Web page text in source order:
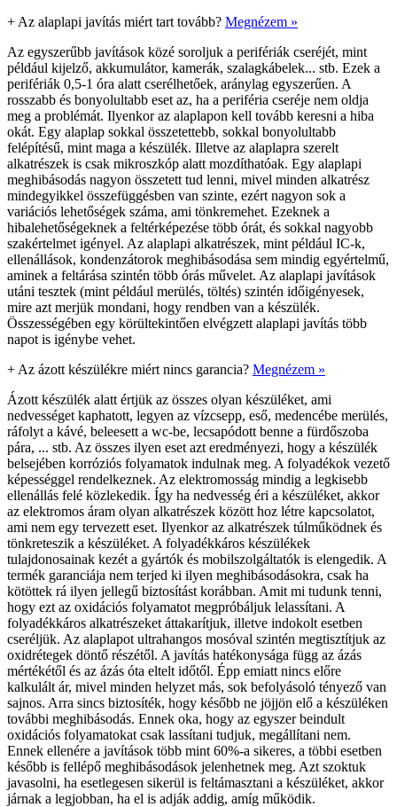
+ Az alaplapi javítás miért tart tovább? Megnézem »
Az egyszerűbb javítások közé soroljuk a perifériák cseréjét, mint
például kijelző, akkumulátor, kamerák, szalagkábelek... stb. Ezek a
perifériák 0,5-1 óra alatt cserélhetőek, aránylag egyszerűen. A
rosszabb és bonyolultabb eset az, ha a periféria cseréje nem oldja
meg a problémát. Ilyenkor az alaplapon kell tovább keresni a hiba
okát. Egy alaplap sokkal összetettebb, sokkal bonyolultabb
felépítésű, mint maga a készülék. Illetve az alaplapra szerelt
alkatrészek is csak mikroszkóp alatt mozdíthatóak. Egy alaplapi
meghibásodás nagyon összetett tud lenni, mivel minden alkatrész
mindegyikkel összefüggésben van szinte, ezért nagyon sok a
variációs lehetőségek száma, ami tönkremehet. Ezeknek a
hibalehetőségeknek a feltérképezése több órát, és sokkal nagyobb
szakértelmet igényel. Az alaplapi alkatrészek, mint például IC-k,
ellenállások, kondenzátorok meghibásodása sem mindig egyértelmű,
aminek a feltárása szintén több órás művelet. Az alaplapi javítások
utáni tesztek (mint például merülés, töltés) szintén időigényesek,
mire azt merjük mondani, hogy rendben van a készülék.
Összességében egy körültekintően elvégzett alaplapi javítás több
napot is igénybe vehet.
+ Az ázott készülékre miért nincs garancia? Megnézem »
Ázott készülék alatt értjük az összes olyan készüléket, ami
nedvességet kaphatott, legyen az vízcsepp, eső, medencébe merülés,
ráfolyt a kávé, beleesett a wc-be, lecsapódott benne a fürdőszoba
pára, ... stb. Az összes ilyen eset azt eredményezi, hogy a készülék
belsejében korróziós folyamatok indulnak meg. A folyadékok vezető
képességgel rendelkeznek. Az elektromosság mindig a legkisebb
ellenállás felé közlekedik. Így ha nedvesség éri a készüléket, akkor
az elektromos áram olyan alkatrészek között hoz létre kapcsolatot,
ami nem egy tervezett eset. Ilyenkor az alkatrészek túlműködnek és
tönkreteszik a készüléket. A folyadékkáros készülékek
tulajdonosainak kezét a gyártók és mobilszolgáltatók is elengedik. A
termék garanciája nem terjed ki ilyen meghibásodásokra, csak ha
kötöttek rá ilyen jellegű biztosítást korábban. Amit mi tudunk tenni,
hogy ezt az oxidációs folyamatot megpróbáljuk lelassítani. A
folyadékkáros alkatrészeket áttakarítjuk, illetve indokolt esetben
cseréljük. Az alaplapot ultrahangos mosóval szintén megtisztítjuk az
oxidrétegek döntő részétől. A javítás hatékonysága függ az ázás
mértékétől és az ázás óta eltelt időtől. Épp emiatt nincs előre
kalkulált ár, mivel minden helyzet más, sok befolyásoló tényező van
sajnos. Arra sincs biztosíték, hogy később ne jöjjön elő a készüléken
további meghibásodás. Ennek oka, hogy az egyszer beindult
oxidációs folyamatokat csak lassítani tudjuk, megállítani nem.
Ennek ellenére a javítások több mint 60%-a sikeres, a többi esetben
később is fellépő meghibásodások jelenhetnek meg. Azt szoktuk
javasolni, ha esetlegesen sikerül is feltámasztani a készüléket, akkor
járnak a legjobban, ha el is adják addig, amíg működik.